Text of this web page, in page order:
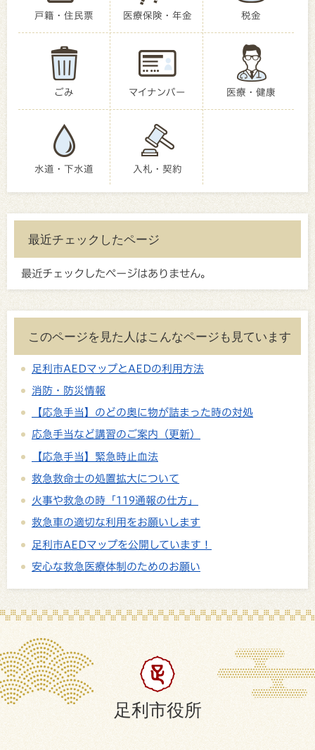
戸籍・住民票 医療保険・年金 税金
ごみ マイナンバー 医療・健康
水道・下水道 入札・契約
最近チェックしたページ
最近チェックしたページはありません。
このページを見た人はこんなページも見ています
足利市AEDマップとAEDの利用方法
消防・防災情報
【応急手当】のどの奥に物が詰まった時の対処
応急手当など講習のご案内（更新）
【応急手当】緊急時止血法
救急救命士の処置拡大について
火事や救急の時「119通報の仕方」
救急車の適切な利用をお願いします
足利市AEDマップを公開しています！
安心な救急医療体制のためのお願い
足利市役所